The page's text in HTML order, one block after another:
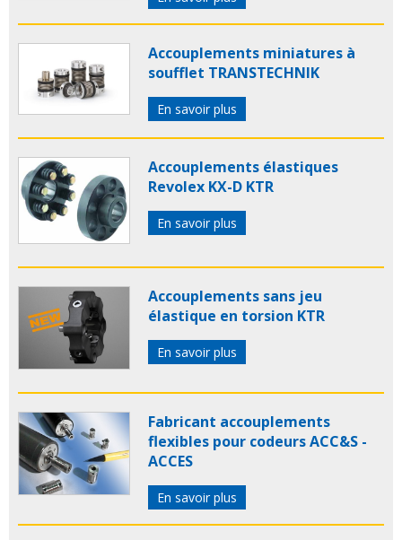
Accouplements miniatures à
soufflet TRANSTECHNIK
En savoir plus
Accouplements élastiques
Revolex KX-D KTR
En savoir plus
Accouplements sans jeu
élastique en torsion KTR
En savoir plus
Fabricant accouplements
flexibles pour codeurs ACC&S -
ACCES
En savoir plus